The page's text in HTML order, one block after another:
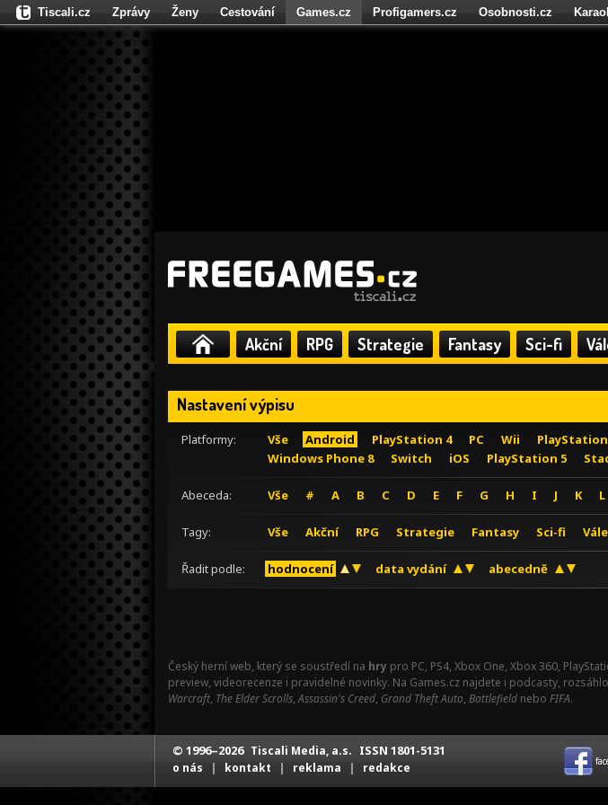
Akční RPG Strategie Fantasy Sci-fi
Nastavení výpisu
Platformy: Vše Android PlayStation 4 PC Wii
Windows Phone 8
Switch iOS PlayStation 5
Abeceda: Vše # A B C D E F G H I J K L
Tagy: Vše Akční RPG Strategie Fantasy Sci-fi
Řadit podle: hodnocení data vydání abecedně
Český herní web, který se soustředí na hry pro PC, PS4, Xbox One, Xbox 360,
preview, videorecenze i pravidelné novinky. Na Games.cz najdete i podcasty,
Warcraft, The Elder Scrolls,Assassin's Creed, Grand Theft Auto, Battlefield nebo FIFA.
Tiscali.cz Zprávy Ženy Cestování Games.cz Profigamers.cz Osobnosti.cz
Fights.cz
© 1996–2026 Tiscali Media, a.s. ISSN 1801-5131
o nás | kontakt | reklama | redakce